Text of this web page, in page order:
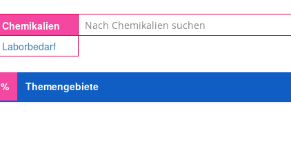
Chemikalien
Laborbedarf
Suche
% Themengebiete